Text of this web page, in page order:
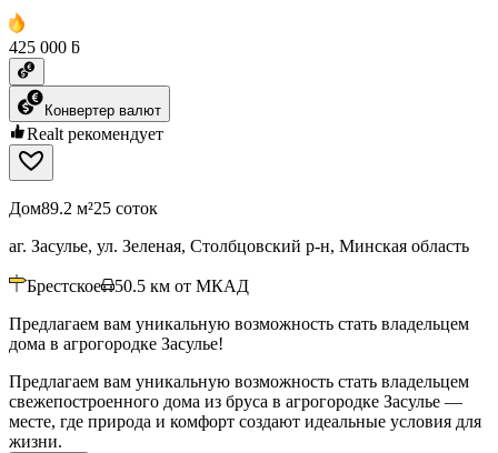
425 000 ƃ
Конвертер валют
Realt рекомендует
Дом89.2 м²25 соток
аг. Засулье, ул. Зеленая, Столбцовский р-н, Минская область
Брестское 50.5 км от МКАД
Предлагаем вам уникальную возможность стать владельцем
дома в агрогородке Засулье!
Предлагаем вам уникальную возможность стать владельцем
свежепостроенного дома из бруса в агрогородке Засулье —
месте, где природа и комфорт создают идеальные условия для
жизни.